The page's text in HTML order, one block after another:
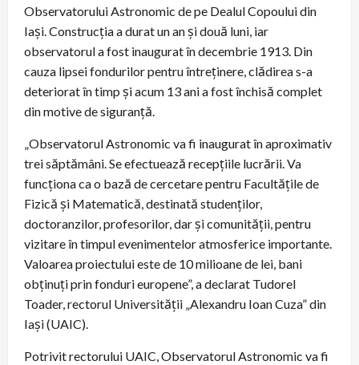
Observatorului Astronomic de pe Dealul Copoului din
Iași. Construcția a durat un an și două luni, iar
observatorul a fost inaugurat în decembrie 1913. Din
cauza lipsei fondurilor pentru întreținere, clădirea s-a
deteriorat în timp și acum 13 ani a fost închisă complet
din motive de siguranță.
„Observatorul Astronomic va fi inaugurat în aproximativ
trei săptămâni. Se efectuează recepțiile lucrării. Va
funcționa ca o bază de cercetare pentru Facultățile de
Fizică și Matematică, destinată studenților,
doctoranzilor, profesorilor, dar și comunității, pentru
vizitare în timpul evenimentelor atmosferice importante.
Valoarea proiectului este de 10 milioane de lei, bani
obținuți prin fonduri europene”, a declarat Tudorel
Toader, rectorul Universității „Alexandru Ioan Cuza” din
Iași (UAIC).
Potrivit rectorului UAIC, Observatorul Astronomic va fi